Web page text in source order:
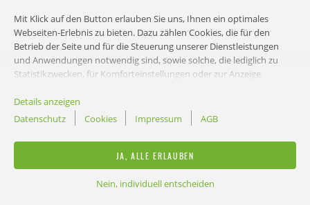
INHALT
Mit Klick auf den Button erlauben Sie uns, Ihnen ein optimales
Webseiten-Erlebnis zu bieten. Dazu zählen Cookies, die für den
Betrieb der Seite und für die Steuerung unserer Dienstleistungen
und Anwendungen notwendig sind, sowie solche, die lediglich zu
Statistikzwecken, für Komforteinstellungen oder zur Anzeige
entscheiden, welche Kategorien Sie zulassen möchten und die
Einstellungen zur Datennutzung individuell anpassen. Bitte beachten
Sie, dass auf Basis Ihrer Einstellungen womöglich nicht alle
Funktionalitäten der Seite zur Verfügung stehen. Diese Entscheidung
können Sie natürlich jederzeit anpassen.
Details anzeigen
Datenschutz
Cookies Impressum AGB
JA, ALLE ERLAUBEN
Nein, individuell entscheiden